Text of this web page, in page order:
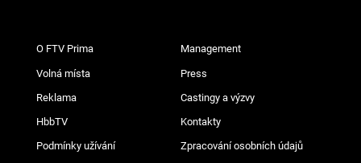
O FTV Prima Management
Volná místa Press
Reklama Castingy a výzvy
HbbTV Kontakty
Podmínky užívání Zpracování osobních údajů